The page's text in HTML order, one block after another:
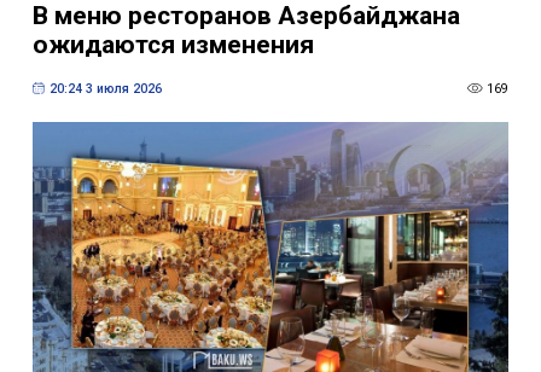
В меню ресторанов Азербайджана
ожидаются изменения
20:24 3 июля 2026 169